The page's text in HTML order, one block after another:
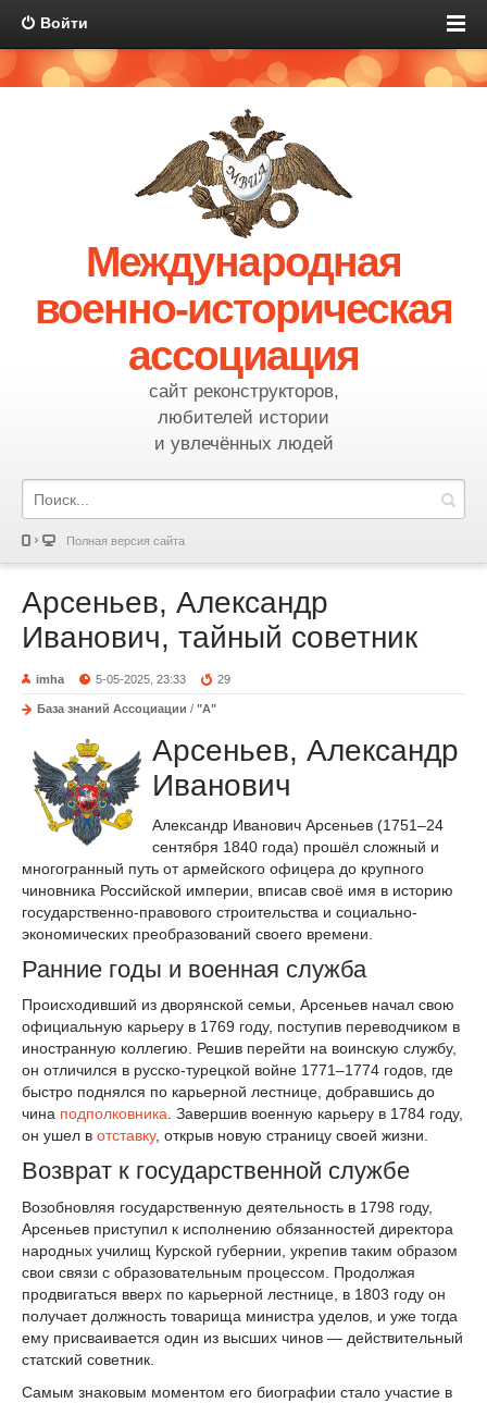
Войти
Международная
военно-историческая
ассоциация
сайт реконструкторов,
любителей истории
и увлечённых людей
Полная версия сайта
Арсеньев, Александр
Иванович, тайный советник
imha 5-05-2025, 23:33 29
База знаний Ассоциации / "А"
Арсеньев, Александр
Иванович
Александр Иванович Арсеньев (1751–24
сентября 1840 года) прошёл сложный и
многогранный путь от армейского офицера до крупного
чиновника Российской империи, вписав своё имя в историю
государственно-правового строительства и социально-
экономических преобразований своего времени.
Ранние годы и военная служба
Происходивший из дворянской семьи, Арсеньев начал свою
официальную карьеру в 1769 году, поступив переводчиком в
иностранную коллегию. Решив перейти на воинскую службу,
он отличился в русско-турецкой войне 1771–1774 годов, где
быстро поднялся по карьерной лестнице, добравшись до
чина подполковника. Завершив военную карьеру в 1784 году,
он ушел в отставку, открыв новую страницу своей жизни.
Возврат к государственной службе
Возобновляя государственную деятельность в 1798 году,
Арсеньев приступил к исполнению обязанностей директора
народных училищ Курской губернии, укрепив таким образом
свои связи с образовательным процессом. Продолжая
продвигаться вверх по карьерной лестнице, в 1803 году он
получает должность товарища министра уделов, и уже тогда
ему присваивается один из высших чинов — действительный
статский советник.
Самым знаковым моментом его биографии стало участие в